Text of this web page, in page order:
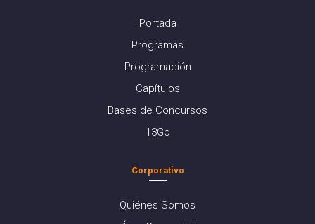
Portada
Programas
Programación
Capítulos
Bases de Concursos
13Go
Corporativo
Quiénes Somos